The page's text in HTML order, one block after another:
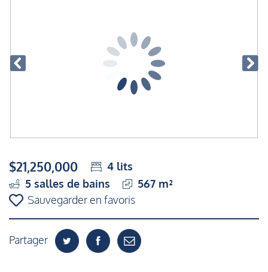
$21,250,000 4 lits
5 salles de bains
567 m²
Sauvegarder en favoris
Partager